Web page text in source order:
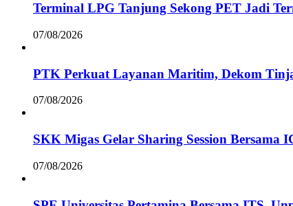
Terminal LPG Tanjung Sekong PET Jadi
07/08/2026
PTK Perkuat Layanan Maritim, Dekom
07/08/2026
SKK Migas Gelar Sharing Session
07/08/2026